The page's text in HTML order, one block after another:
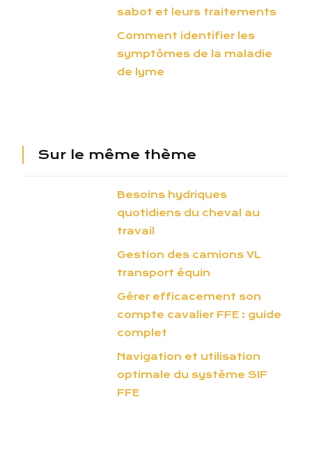
sabot et leurs traitements
Comment identifier les
symptômes de la maladie
de lyme
Sur le même thème
Besoins hydriques
quotidiens du cheval au
travail
Gestion des camions VL
transport équin
Gérer efficacement son
compte cavalier FFE : guide
complet
Navigation et utilisation
optimale du système SIF
FFE